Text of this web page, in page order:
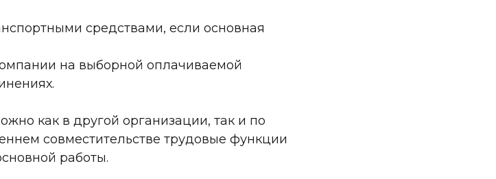
средствами, если основная
на выборной оплачиваемой
как в другой организации, так и по
совместительстве трудовые функции
работы.